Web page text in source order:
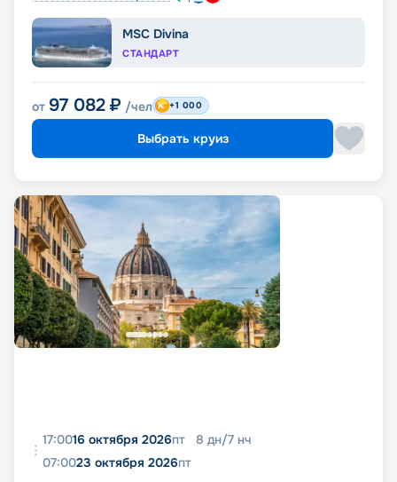
MSC Divina
СТАНДАРТ
от 97 082 ₽ /чел +1 000
Выбрать круиз
17:0016 октября 2026пт 8 дн/7 нч
07:0023 октября 2026пт